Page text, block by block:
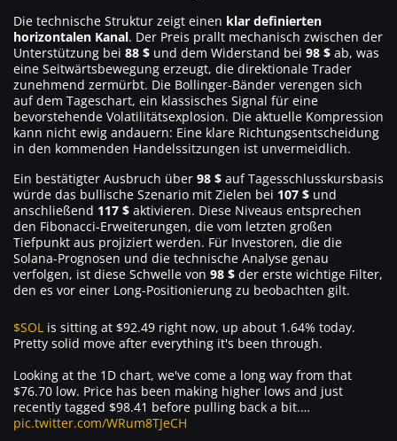
Die technische Struktur zeigt einen klar definierten
horizontalen Kanal. Der Preis prallt mechanisch zwischen der
Unterstützung bei 88 $ und dem Widerstand bei 98 $ ab, was
eine Seitwärtsbewegung erzeugt, die direktionale Trader
zunehmend zermürbt. Die Bollinger-Bänder verengen sich
auf dem Tageschart, ein klassisches Signal für eine
bevorstehende Volatilitätsexplosion. Die aktuelle Kompression
kann nicht ewig andauern: Eine klare Richtungsentscheidung
in den kommenden Handelssitzungen ist unvermeidlich.
Ein bestätigter Ausbruch über 98 $ auf Tagesschlusskursbasis
würde das bullische Szenario mit Zielen bei 107 $ und
anschließend 117 $ aktivieren. Diese Niveaus entsprechen
den Fibonacci-Erweiterungen, die vom letzten großen
Tiefpunkt aus projiziert werden. Für Investoren, die die
Solana-Prognosen und die technische Analyse genau
verfolgen, ist diese Schwelle von 98 $ der erste wichtige Filter,
den es vor einer Long-Positionierung zu beobachten gilt.
$SOL is sitting at $92.49 right now, up about 1.64% today.
Pretty solid move after everything it's been through.
Looking at the 1D chart, we've come a long way from that
$76.70 low. Price has been making higher lows and just
recently tagged $98.41 before pulling back a bit.…
pic.twitter.com/WRum8TJeCH